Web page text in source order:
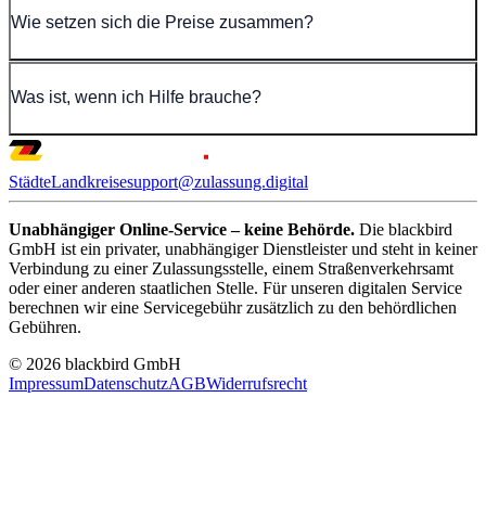
Wie setzen sich die Preise zusammen?
Was ist, wenn ich Hilfe brauche?
StädteLandkreisesupport@zulassung.digital
Unabhängiger Online-Service – keine Behörde. Die blackbird
GmbH ist ein privater, unabhängiger Dienstleister und steht in keiner
Verbindung zu einer Zulassungsstelle, einem Straßenverkehrsamt
oder einer anderen staatlichen Stelle. Für unseren digitalen Service
berechnen wir eine Servicegebühr zusätzlich zu den behördlichen
Gebühren.
© 2026 blackbird GmbH
ImpressumDatenschutzAGBWiderrufsrecht